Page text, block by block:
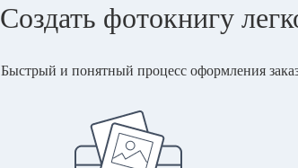
Создать фотокнигу
Быстрый и понятный процесс оформления